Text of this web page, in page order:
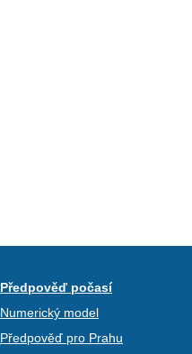
Předpověď počasí
Numerický model
Předpověď pro Prahu